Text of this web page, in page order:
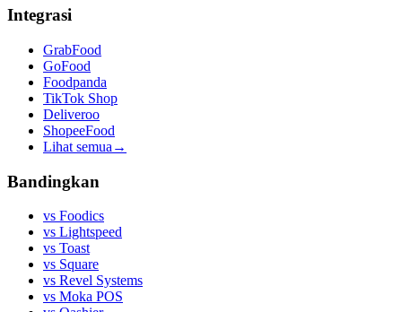
Integrasi
GrabFood
GoFood
Foodpanda
TikTok Shop
Deliveroo
ShopeeFood
Lihat semua →
Bandingkan
vs Foodics
vs Lightspeed
vs Toast
vs Square
vs Revel Systems
vs Moka POS